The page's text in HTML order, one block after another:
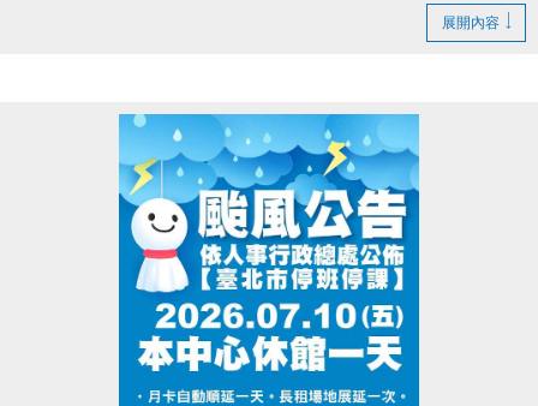
- 請攜帶發票及刷卡單【如發票有打統編須攜帶公司大
展開內容